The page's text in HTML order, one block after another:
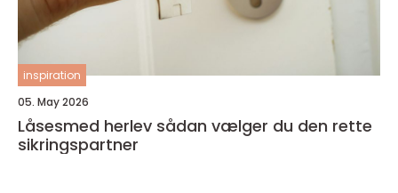
inspiration
05. May 2026
Låsesmed herlev sådan vælger du den rette
sikringspartner